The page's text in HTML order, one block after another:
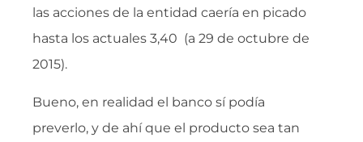
las acciones de la entidad caería en picado
hasta los actuales 3,40  (a 29 de octubre de
2015).
Bueno, en realidad el banco sí podía
preverlo, y de ahí que el producto sea tan